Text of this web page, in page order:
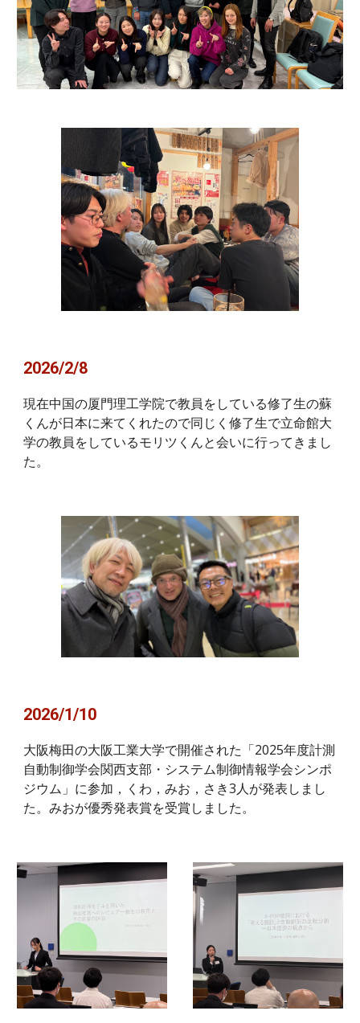
2026/2/8
現在中国の厦門理工学院で教員をしている修了生の蘇
くんが日本に来てくれたので同じく修了生で立命館大
学の教員をしているモリツくんと会いに行ってきまし
た。
2026/1/10
大阪梅田の大阪工業大学で開催された「2025年度計測
自動制御学会関西支部・システム制御情報学会シンポ
ジウム」に参加，くわ，みお，さき3人が発表しまし
た。みおが優秀発表賞を受賞しました。